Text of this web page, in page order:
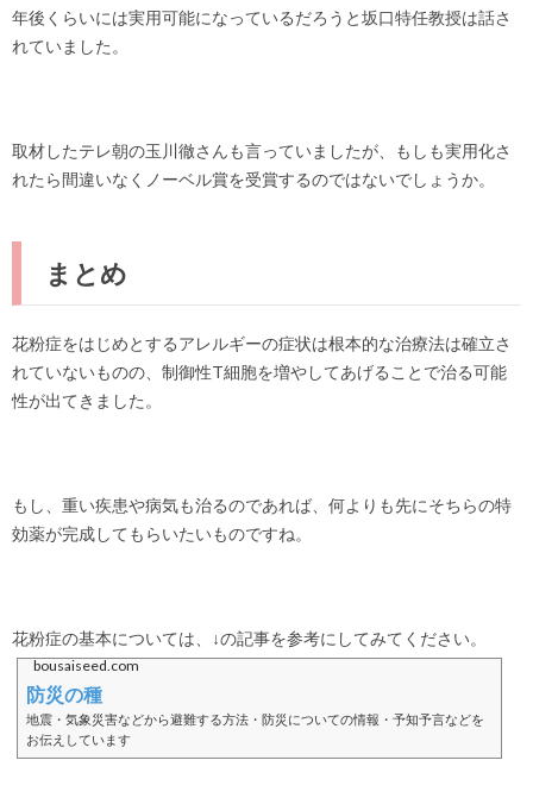
年後 くらいには実用可能になっているだろうと坂口特任教授は話さ
れていました。
取材したテレ朝の玉川徹さんも言っていましたが、もしも実用化さ
れたら間違いなくノーベル賞を受賞するのではないでしょうか。
まとめ
花粉症をはじめとするアレルギーの症状は根本的な治療法は確立さ
れていないものの、制御性T細胞を増やしてあげることで治る可能
性が出てきました。
もし、重い疾患や病気も治るのであれば、何よりも先にそちらの特
効薬が完成してもらいたいものですね。
花粉症の基本については、↓の記事を参考にしてみてください。
bousaiseed.com
防災の種
地震・気象災害などから避難する方法・防災についての情報・予知予言などを
お伝えしています